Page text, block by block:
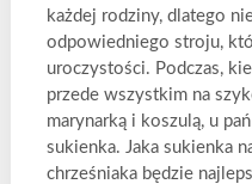
każdej rodziny, dlatego
odpowiedniego stroju,
uroczystości. Podczas,
przede wszystkim na
marynarką i koszulą, u
sukienka. Jaka sukienka
chrześniaka będzie